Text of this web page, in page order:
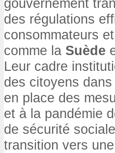
des régulations
consommateurs
comme la Suède
Leur cadre
des citoyens
en place des
et à la pandémie
de sécurité
transition vers